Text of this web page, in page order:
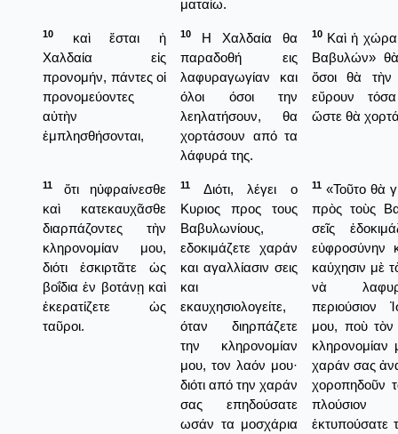
ματαίω.
10
καὶ ἔσται ἡ
Χαλδαία εἰς
προνομήν, πάντες οἱ
προνομεύοντες
αὐτὴν
ἐμπλησθήσονται,
10
Η Χαλδαία θα
παραδοθή εις
λαφυραγωγίαν και
όλοι όσοι την
λεηλατήσουν, θα
χορτάσουν από τα
λάφυρά της.
10 Καὶ ἡ
Βαβυλών» θὰ
ὅσοι θὰ τὴν
εὔρουν
ὥστε θὰ
11
ὅτι ηὐφραίνεσθε
καὶ κατεκαυχᾶσθε
διαρπάζοντες τὴν
κληρονομίαν μου,
διότι ἐσκιρτᾶτε ὡς
βοΐδια ἐν βοτάνῃ καὶ
ἐκερατίζετε ὡς
ταῦροι.
11
Διότι, λέγει ο
Κυριος προς τους
Βαβυλωνίους,
εδοκιμάζετε χαράν
και αγαλλίασιν σεις
και
εκαυχησιολογείτε,
όταν διηρπάζετε
την κληρονομίαν
μου, τον λαόν μου·
διότι από την χαράν
σας επηδούσατε
ωσάν τα μοσχάρια
11 «Τοῦτο θὰ
πρὸς τοὺς
σεῖς
εὐφροσύνην
καύχησιν μὲ
νὰ
περιούσιον
μου, ποὺ τὸν
κληρονομίαν
χαράν σας
χοροπηδοῦν
πλούσιον
ἐκτυπούσατε